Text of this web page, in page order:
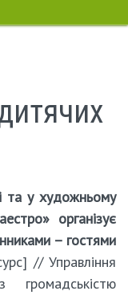
та у художньому
організує
– гостями
// Управління
громадськістю